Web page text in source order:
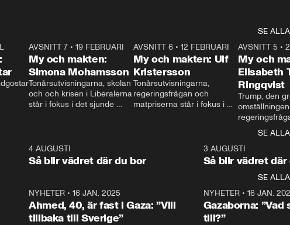
SE ALLA
vi
24:30
AVSNITT 7• 19 FEBRUARI
My och makten:
Simona Mohamsson
Tonårsutvisningarna, skolan
och och krisen i Liberalerna
står i fokus i det sjunde
kommentator My
Rohwedder ställer
utbildnings- och
Mohamsson till svars.
27:30
AVSNITT 6 •12 FEBRUARI
My och makten: Ulf
Kristersson
Tonårsutvisningarna,
regeringsfrågan och
matpriserna står i fokus i
Rohwedder ställer
statsminister Ulf Kristersson
AVSNITT 5 •
My och
Elisabeth
Ringqvist
Trump, den
centrum i
avsnittet av
Makten”. Se
Aftonbladets
Rohwedder
Thand Ring
SE ALLA
4 AUGUSTI
Så blir vädret där du bor
3 AUGUSTI
Så blir vädret där
SE ALLA
NYHETER• 16 JAN. 2025
Ahmed, 40, är fast i Gaza: ”Vill
tillbaka till Sverige”
NYHETER• 16 JAN.
Gazaborna:
till?”